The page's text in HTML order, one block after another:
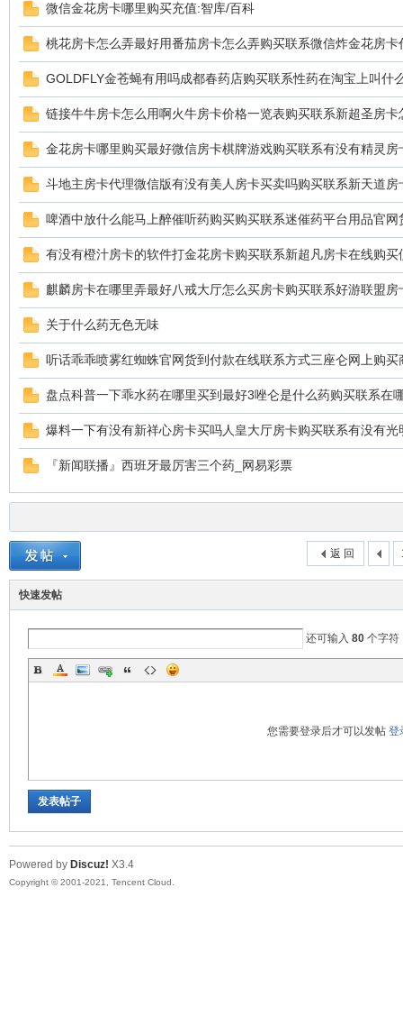
微信金花房卡哪里购买充值:智库/百科
桃花房卡怎么弄最好用番茄房卡怎么弄购买联系微信炸金花房卡
GOLDFLY金苍蝇有用吗成都春药店购买联系性药在淘宝上叫什
链接牛牛房卡怎么用啊火牛房卡价格一览表购买联系新超圣房卡
金花房卡哪里购买最好微信房卡棋牌游戏购买联系有没有精灵房
斗地主房卡代理微信版有没有美人房卡买卖吗购买联系新天道
啤酒中放什么能马上醉催听药购买购买联系迷催药平台用品官网
有没有橙汁房卡的软件打金花房卡购买联系新超凡房卡在线购买
麒麟房卡在哪里弄最好八戒大厅怎么买房卡购买联系好游联盟
关于什么药无色无味
听话乖乖喷雾红蜘蛛官网货到付款在线联系方式三座仑网上购买
盘点科普一下乖水药在哪里买到最好3唑仑是什么药购买联系在
爆料一下有没有新祥心房卡买吗人皇大厅房卡购买联系有没有
『新闻联播』西班牙最厉害三个药_网易彩票
返 回
快速发帖
还可输入 80个字符
您需要登录后才可以发帖 登
发表帖子
Powered by Discuz! X3.4
Copyright © 2001-2021, Tencent Cloud.